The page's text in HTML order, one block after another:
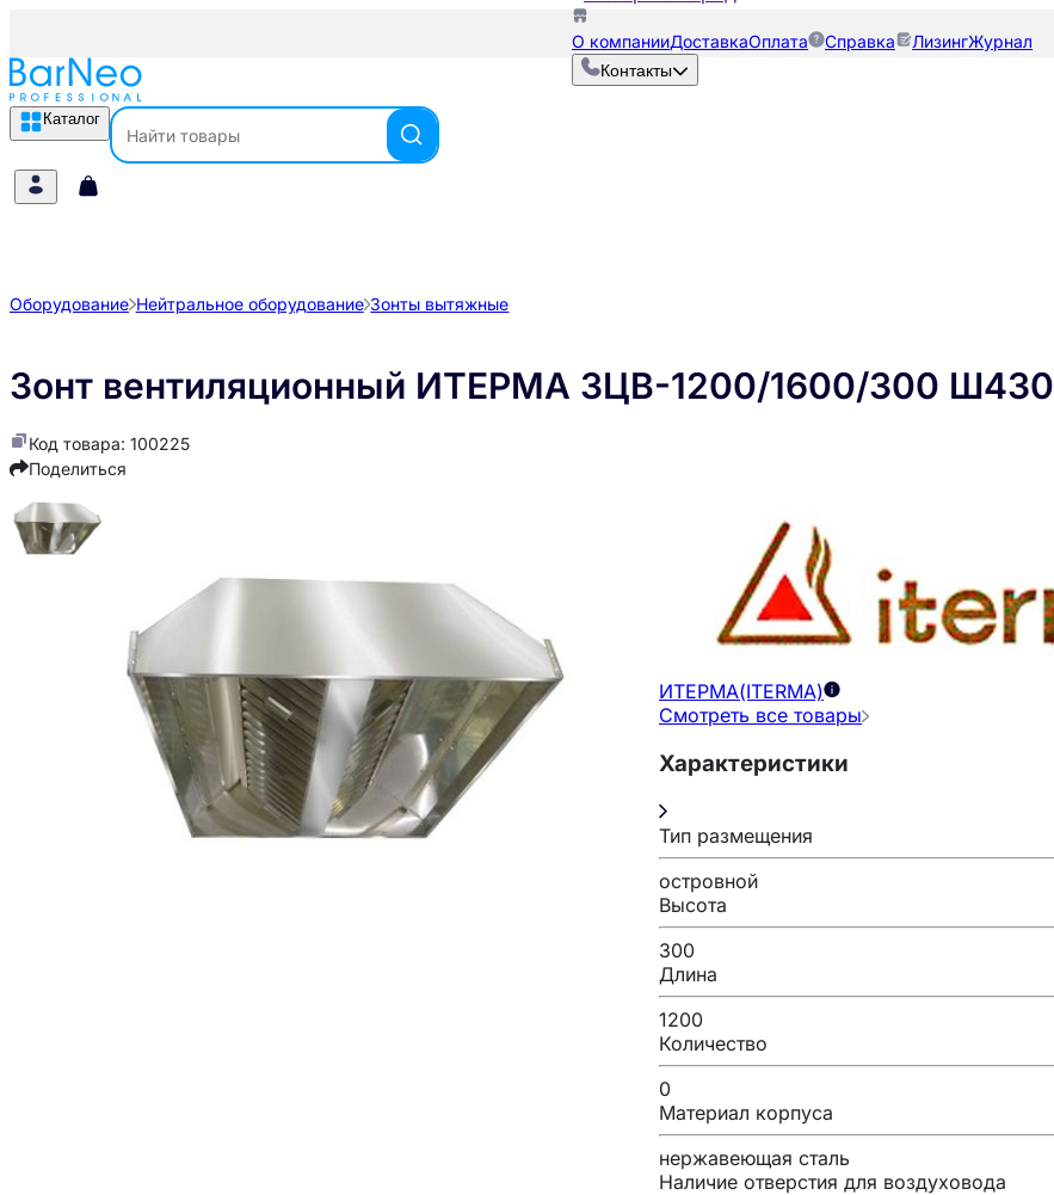
О компанииДоставкаОплата Справка ЛизингЖурнал
Контакты
Каталог
Оборудование Нейтральное оборудование Зонты вытяжные
Зонт вентиляционный ИТЕРМА ЗЦВ-1200/1600/300 Ш430
Код товара: 100225
Поделиться
ИТЕРМА(ITERMA)
Смотреть все товары
Характеристики
Тип размещения
островной
Высота
300
Длина
1200
Количество
0
Материал корпуса
нержавеющая сталь
Наличие отверстия для воздуховода